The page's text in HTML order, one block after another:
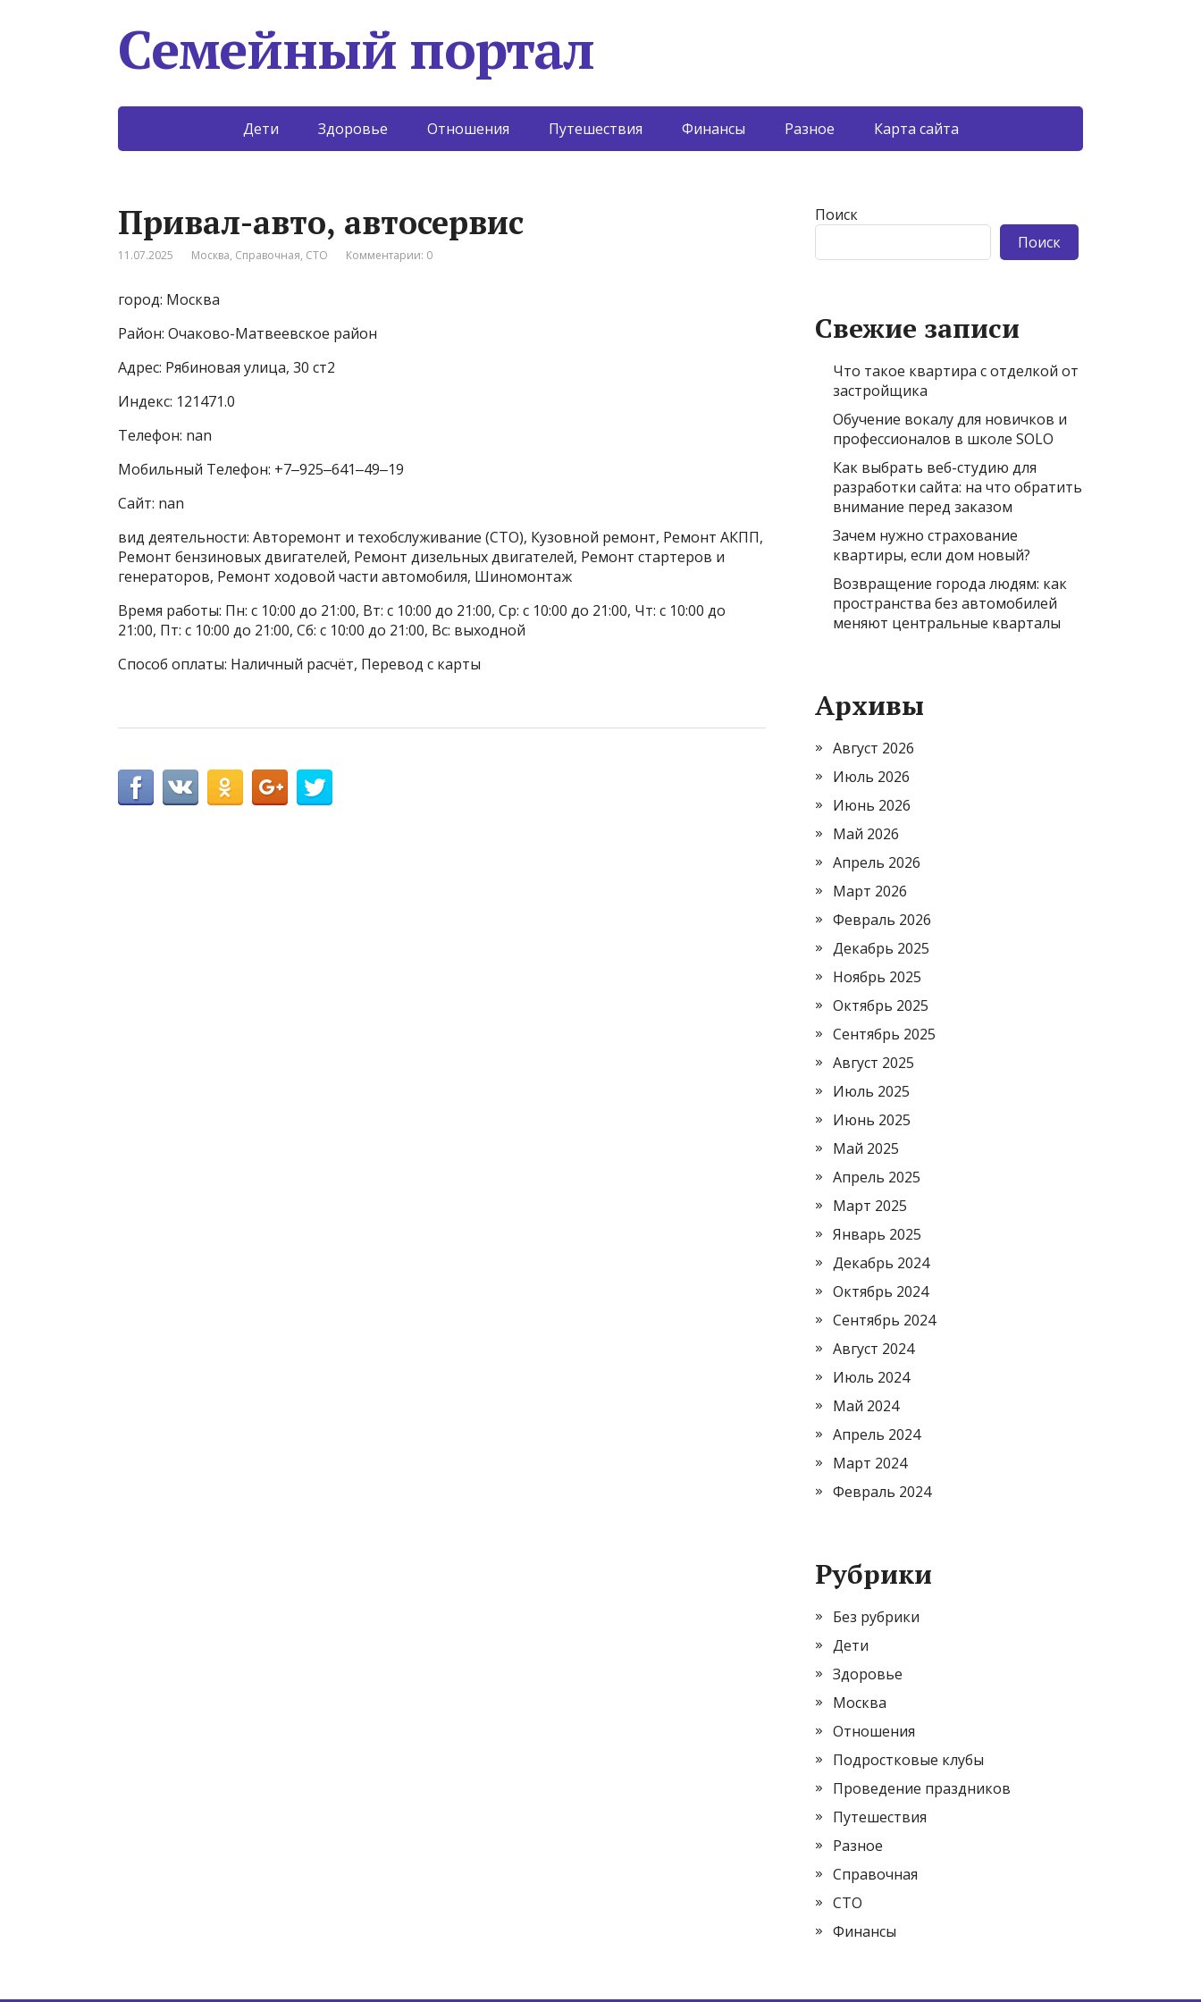
Семейный портал
Дети Здоровье Отношения Путешествия Финансы Разное Карта сайта
Привал-авто, автосервис
11.07.2025 Москва, Справочная, СТО Комментарии: 0
город: Москва
Район: Очаково-Матвеевское район
Адрес: Рябиновая улица, 30 ст2
Индекс: 121471.0
Телефон: nan
Мобильный Телефон: +7‒925‒641‒49‒19
Сайт: nan
вид деятельности: Авторемонт и техобслуживание (СТО), Кузовной ремонт, Ремонт АКПП,
Ремонт бензиновых двигателей, Ремонт дизельных двигателей, Ремонт стартеров и
генераторов, Ремонт ходовой части автомобиля, Шиномонтаж
Время работы: Пн: с 10:00 до 21:00, Вт: с 10:00 до 21:00, Ср: с 10:00 до 21:00, Чт: с 10:00 до
21:00, Пт: с 10:00 до 21:00, Сб: с 10:00 до 21:00, Вс: выходной
Способ оплаты: Наличный расчёт, Перевод с карты
Поиск
Поиск
Свежие записи
Что такое квартира с отделкой от
застройщика
Обучение вокалу для новичков и
профессионалов в школе SOLO
Как выбрать веб-студию для
разработки сайта: на что обратить
внимание перед заказом
Зачем нужно страхование
квартиры, если дом новый?
Возвращение города людям: как
пространства без автомобилей
меняют центральные кварталы
Архивы
Август 2026
Июль 2026
Июнь 2026
Май 2026
Апрель 2026
Март 2026
Февраль 2026
Декабрь 2025
Ноябрь 2025
Октябрь 2025
Сентябрь 2025
Август 2025
Июль 2025
Июнь 2025
Май 2025
Апрель 2025
Март 2025
Январь 2025
Декабрь 2024
Октябрь 2024
Сентябрь 2024
Август 2024
Июль 2024
Май 2024
Апрель 2024
Март 2024
Февраль 2024
Рубрики
Без рубрики
Дети
Здоровье
Москва
Отношения
Подростковые клубы
Проведение праздников
Путешествия
Разное
Справочная
СТО
Финансы